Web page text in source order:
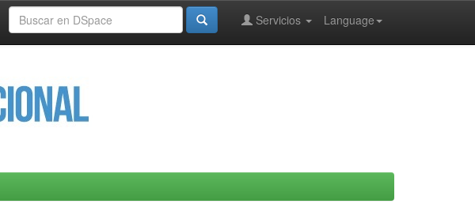
Language
Servicios